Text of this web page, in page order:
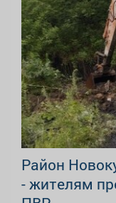
Район
- жителям